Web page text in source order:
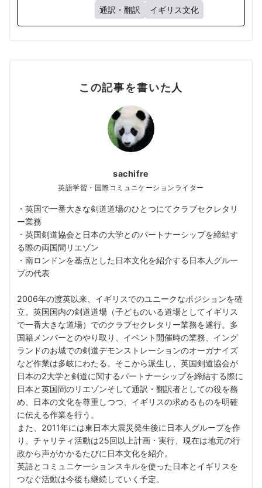
通訳・翻訳
イギリス文化
この記事を書いた人
sachifre
英語学習・国際コミュニケーションライター
・英国で一番大きな剣道道場のひとつにてクラブセクレタリ
ー業務
・英国剣道協会と日本の大学とのパートナーシップを締結す
る際の両国間リエゾン
・南ロンドンを基点とした日本文化を紹介する日本人グルー
プの代表
2006年の渡英以来、イギリスでのユニークなポジションを確
立。英国国内の剣道道場（子どものいる道場としてイギリス
で一番大きな道場）でのクラブセクレタリー業務を遂行。多
国籍メンバーとのやり取り、イベント開催時の業務、イング
ランドのお城での剣道デモンストレーションのオーガナイズ
など作業は多岐にわたる。そこから派生し、英国剣道協会が
日本の2大学と剣道に関するパートナーシップを締結する際に
日本と英国間のリエゾンそして通訳・翻訳者としての役を務
め、日本の文化を尊重しつつ、イギリスの求めるものを明確
に伝える作業を行う。
また、2011年には東日本大震災発生後に日本人グループを作
り、チャリティ活動は25回以上計画・実行、現在は地元の行
政から声がかかるたびに日本文化を紹介。
英語とコミュニケーションスキルを使った日本とイギリスを
つなぐ活動は今後も継続していく予定。